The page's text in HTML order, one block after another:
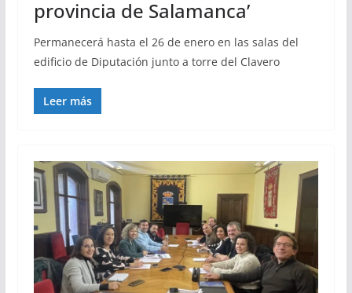
provincia de Salamanca’
Permanecerá hasta el 26 de enero en las salas del
edificio de Diputación junto a torre del Clavero
Leer más